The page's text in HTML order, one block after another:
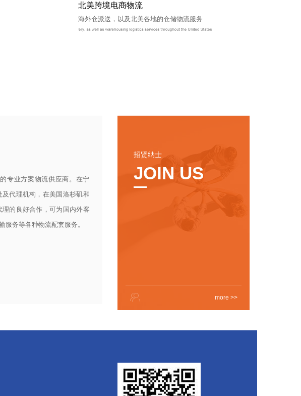
北美跨境电商物流
海外仓派送，以及北美各地的仓储物流服务
专业方案物流供应商。在宁
代理机构，在美国洛杉矶和
的良好合作，可为国内外客
服务等各种物流配套服务。
招贤纳士
JOIN US
more >>